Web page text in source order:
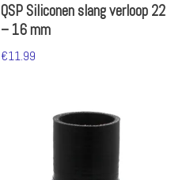
QSP Siliconen slang verloop 22
– 16 mm
€11.99